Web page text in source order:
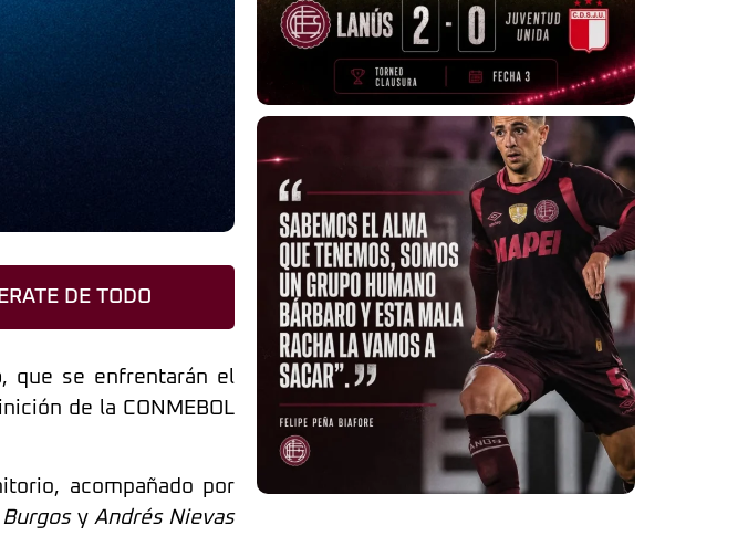
DE TODO
, que se enfrentarán el
de la CONMEBOL
acompañado por
y Andrés Nievas